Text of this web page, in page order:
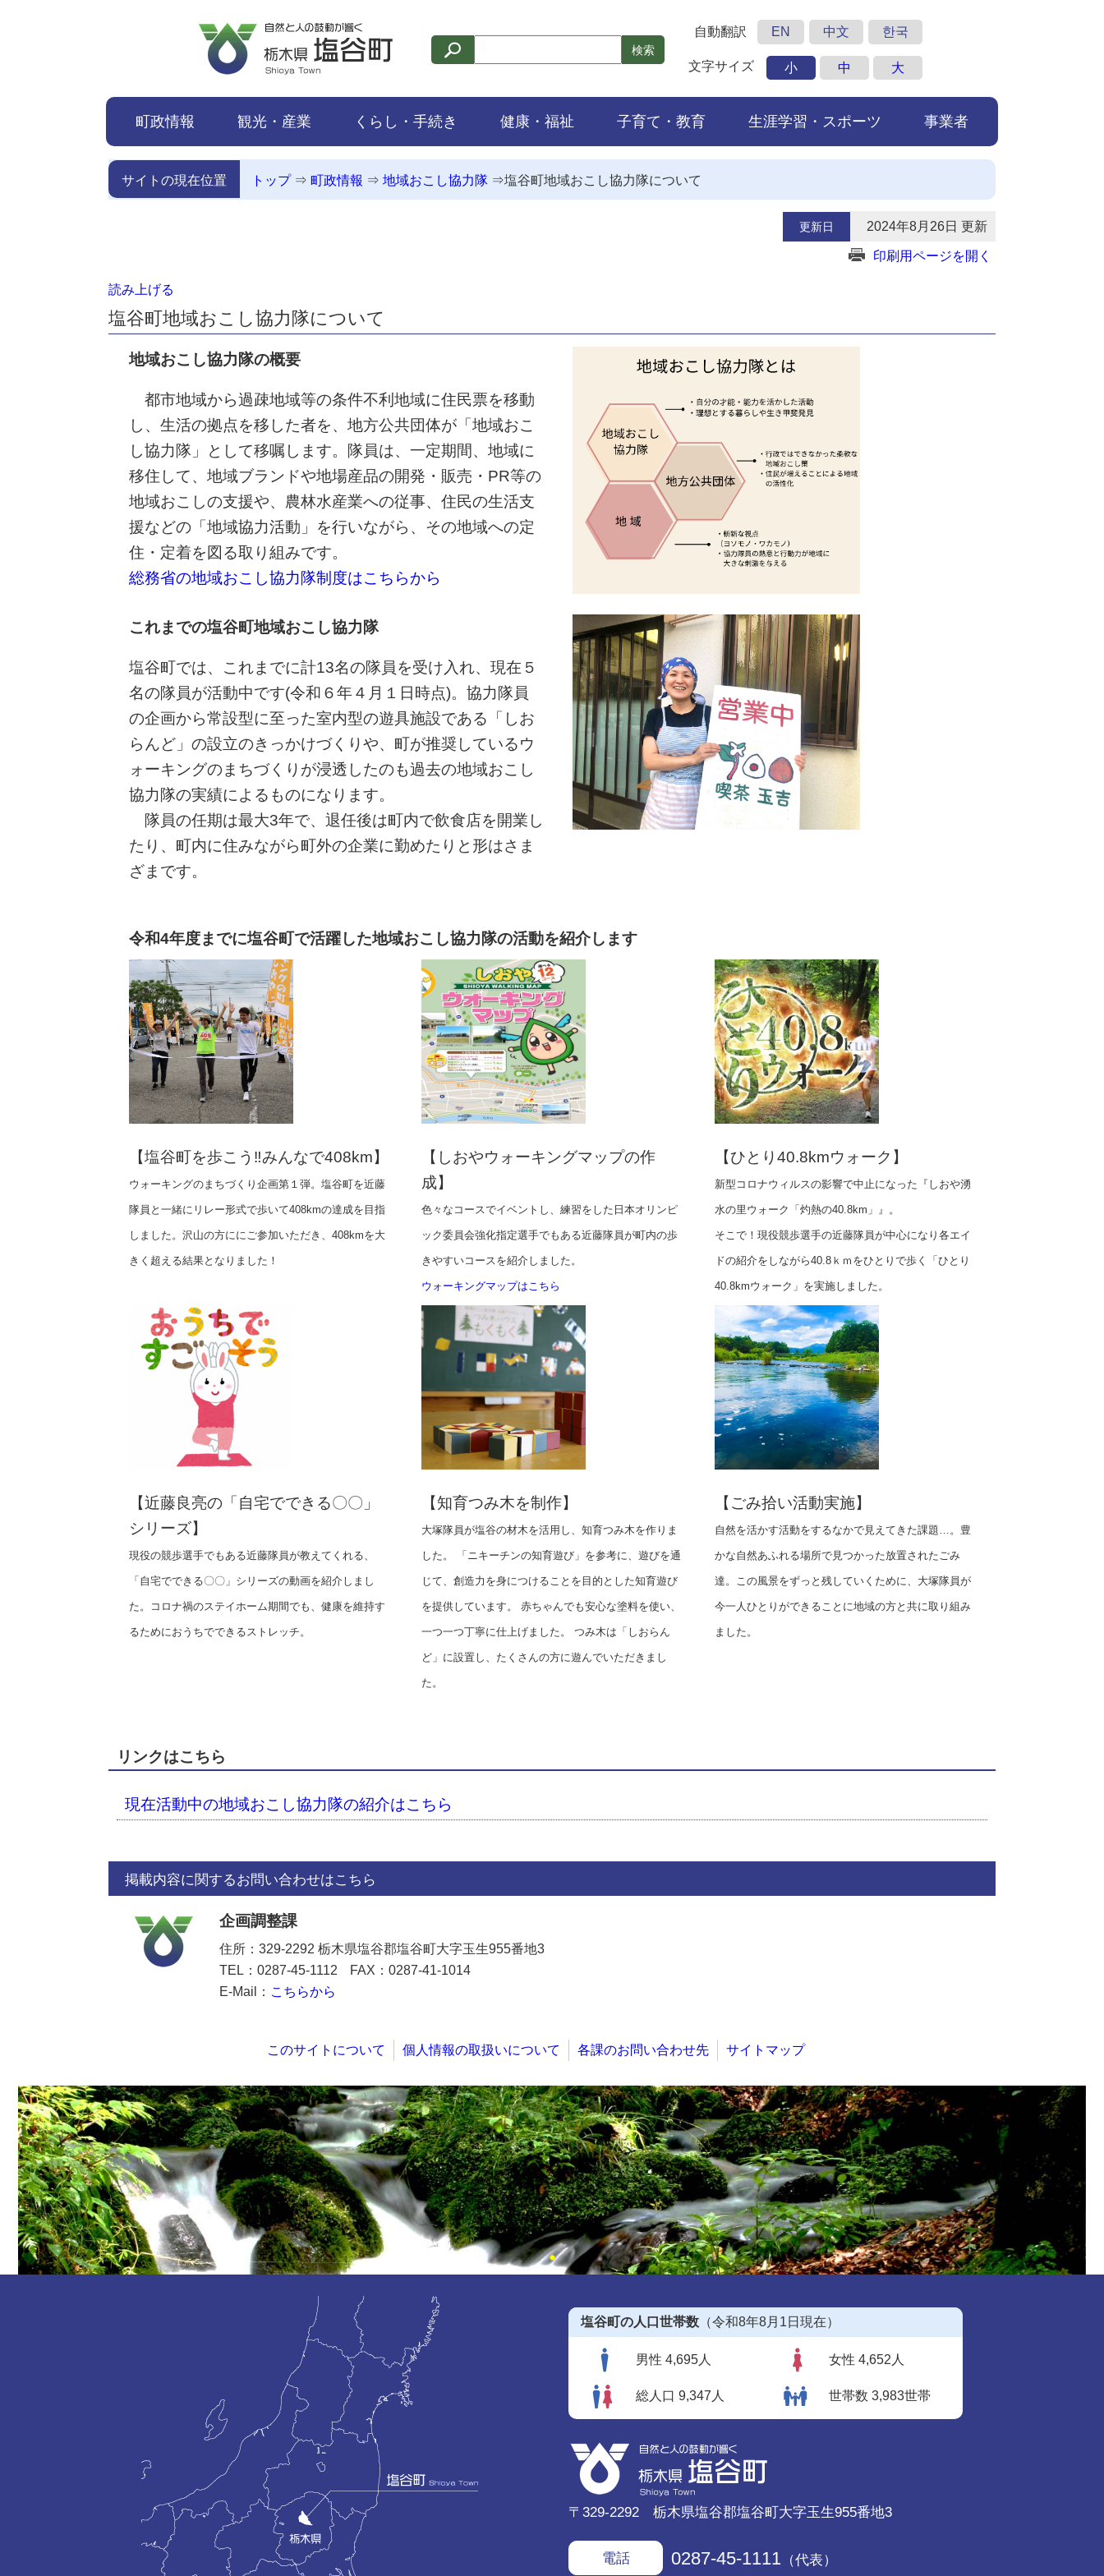
検索
自動翻訳 EN 中文 한국
文字サイズ 小 中 大
町政情報 観光・産業 くらし・手続き 健康・福祉 子育て・教育 生涯学習・スポーツ 事業者
サイトの現在位置 トップ⇒ 町政情報 ⇒ 地域おこし協力隊 ⇒塩谷町地域おこし協力隊について
更新日 2024年8月26日 更新
印刷用ページを開く
読み上げる
塩谷町地域おこし協力隊について
地域おこし協力隊の概要
都市地域から過疎地域等の条件不利地域に住民票を移動
し、生活の拠点を移した者を、地方公共団体が「地域おこ
し協力隊」として移嘱します。隊員は、一定期間、地域に
移住して、地域ブランドや地場産品の開発・販売・PR等の
地域おこしの支援や、農林水産業への従事、住民の生活支
援などの「地域協力活動」を行いながら、その地域への定
住・定着を図る取り組みです。
総務省の地域おこし協力隊制度はこちらから
これまでの塩谷町地域おこし協力隊
塩谷町では、これまでに計13名の隊員を受け入れ、現在５
名の隊員が活動中です(令和６年４月１日時点)。協力隊員
の企画から常設型に至った室内型の遊具施設である「しお
らんど」の設立のきっかけづくりや、町が推奨しているウ
ォーキングのまちづくりが浸透したのも過去の地域おこし
協力隊の実績によるものになります。
隊員の任期は最大3年で、退任後は町内で飲食店を開業し
たり、町内に住みながら町外の企業に勤めたりと形はさま
ざまです。
令和4年度までに塩谷町で活躍した地域おこし協力隊の活動を紹介します
【塩谷町を歩こう‼みんなで408km】
ウォーキングのまちづくり企画第１弾。塩谷町を近藤
隊員と一緒にリレー形式で歩いて408kmの達成を目指
しました。沢山の方ににご参加いただき、408kmを大
きく超える結果となりました！
【しおやウォーキングマップの作
成】
色々なコースでイベントし、練習をした日本オリンピ
ック委員会強化指定選手でもある近藤隊員が町内の歩
きやすいコースを紹介しました。
ウォーキングマップはこちら
【ひとり40.8kmウォーク】
新型コロナウィルスの影響で中止になった『しおや湧
水の里ウォーク「灼熱の40.8km」』。
そこで！現役競歩選手の近藤隊員が中心になり各エイ
ドの紹介をしながら40.8ｋｍをひとりで歩く「ひとり
40.8kmウォーク」を実施しました。
【近藤良亮の「自宅でできる〇〇」
シリーズ】
現役の競歩選手でもある近藤隊員が教えてくれる、
「自宅でできる〇〇」シリーズの動画を紹介しまし
た。コロナ禍のステイホーム期間でも、健康を維持す
るためにおうちでできるストレッチ。
【知育つみ木を制作】
大塚隊員が塩谷の材木を活用し、知育つみ木を作りま
した。 「ニキーチンの知育遊び」を参考に、遊びを通
じて、創造力を身につけることを目的とした知育遊び
を提供しています。 赤ちゃんでも安心な塗料を使い、
一つ一つ丁寧に仕上げました。 つみ木は「しおらん
ど」に設置し、たくさんの方に遊んでいただきまし
た。
【ごみ拾い活動実施】
自然を活かす活動をするなかで見えてきた課題…。豊
かな自然あふれる場所で見つかった放置されたごみ
達。この風景をずっと残していくために、大塚隊員が
今一人ひとりができることに地域の方と共に取り組み
ました。
リンクはこちら
現在活動中の地域おこし協力隊の紹介はこちら
掲載内容に関するお問い合わせはこちら
企画調整課
住所：329-2292 栃木県塩谷郡塩谷町大字玉生955番地3
TEL：0287-45-1112
FAX：0287-41-1014
E-Mail： こちらから
このサイトについて 個人情報の取扱いについて 各課のお問い合わせ先 サイトマップ
塩谷町の人口世帯数 （令和8年8月1日現在）
男性 4,695人 女性 4,652人
総人口 9,347人 世帯数 3,983世帯
〒329-2292 栃木県塩谷郡塩谷町大字玉生955番地3
電話 0287-45-1111 （代表）